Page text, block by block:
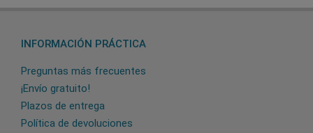
INFORMACIÓN PRÁCTICA
Preguntas más frecuentes
¡Envío gratuito!
Plazos de entrega
Política de devoluciones